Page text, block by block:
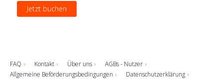
Jetzt buchen
FAQ Kontakt Über uns
AGBs - Nutzer
Allgemeine Beförderungsbedingungen
Datenschutzerklärung